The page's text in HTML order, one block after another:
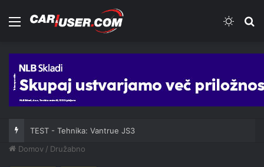
Meni
TEST - Tehnika: Vantrue JS3
Domov / Družabno